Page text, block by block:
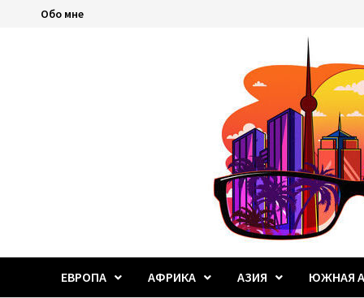
ПерейтиОбо мне
ЕВРОПА АФРИКА АЗИЯ ЮЖНАЯ